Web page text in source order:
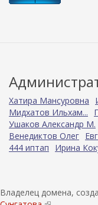
Хатира Мансуровна
Мидхатов Ильхам...
Ушаков Александр М.
Венедиктов Олег
444 иптап
Ирина
Владелец домена,